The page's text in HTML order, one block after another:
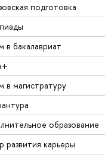
подготовка
в бакалавриат
в магистратуру
образование
развития карьеры